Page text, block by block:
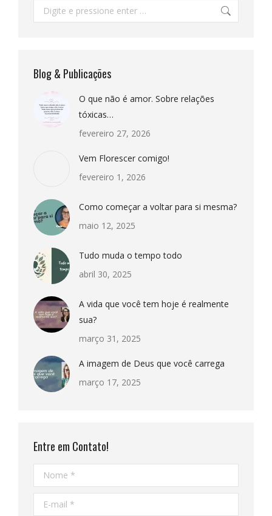
Pesquisar:
Blog & Publicações
O que não é amor. Sobre relações
tóxicas…
fevereiro 27, 2026
Vem Florescer comigo!
fevereiro 1, 2026
Como começar a voltar para si mesma?
maio 12, 2025
Tudo muda o tempo todo
abril 30, 2025
A vida que você tem hoje é realmente
sua?
março 31, 2025
A imagem de Deus que você carrega
março 17, 2025
Entre em Contato!
Nome *
E-mail *